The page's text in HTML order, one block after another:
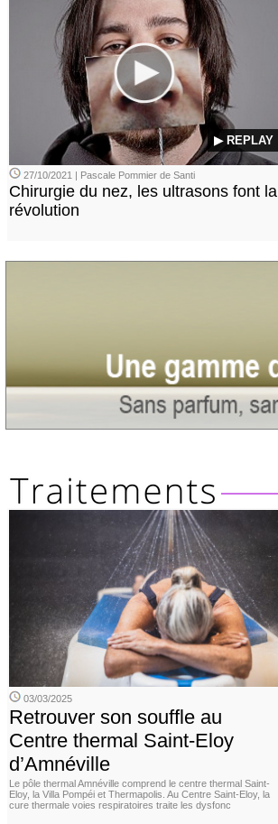
▶ REPLAY
27/10/2021 | Pascale Pommier de Santi
Chirurgie du nez, les ultrasons font la
révolution
03/03/2025
Retrouver son souffle au
Centre thermal Saint-Eloy
d’Amnéville
Le pôle thermal Amnéville comprend le centre thermal Saint-
Eloy, la Villa Pompéi et Thermapolis. Au Centre Saint-Eloy, la
cure thermale voies respiratoires traite les dysfonc